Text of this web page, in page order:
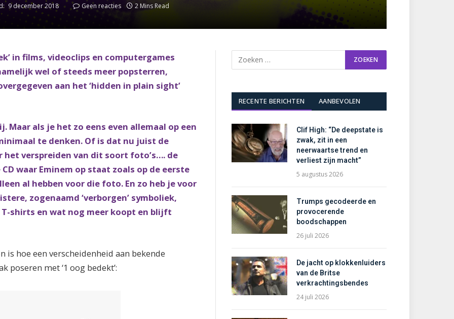
9 december 2018 Geen reacties 2 Mins Read
in films, videoclips en computergames
wel of steeds meer popsterren,
aan het ‘hidden in plain sight’
als je het zo eens even allemaal op een
te denken. Of is dat nu juist de
verspreiden van dit soort foto’s…. de
waar Eminem op staat zoals op de eerste
al hebben voor die foto. En zo heb je voor
zogenaamd ‘verborgen’ symboliek,
shirts en wat nog meer koopt en blijft
is hoe een verscheidenheid aan bekende
poseren met ‘1 oog bedekt’:
RECENTE BERICHTEN AANBEVOLEN
Clif High: “De deepstate is
zwak, zit in een
neerwaartse trend en
verliest zijn macht”
5 augustus 2026
Trumps gecodeerde en
provocerende
boodschappen
26 juli 2026
De jacht op klokkenluiders
van de Britse
verkrachtingsbendes
24 juli 2026